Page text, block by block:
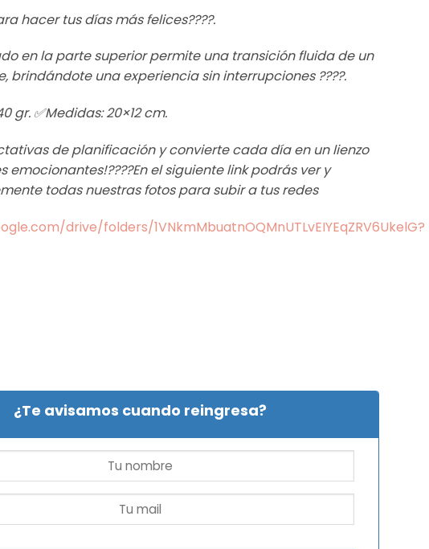
hacer tus días más felices????.
en la parte superior permite una transición fluida de un
brindándote una experiencia sin interrupciones ????.
gr. ✅Medidas: 20×12 cm.
de planificación y convierte cada día en un lienzo
emocionantes!????En el siguiente link podrás ver y
todas nuestras fotos para subir a tus redes
drive/folders/1VNkmMbuatnOQMnUTLvEIYEqZRV6UkelG?
¿Te avisamos cuando reingresa?